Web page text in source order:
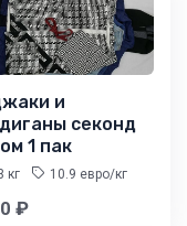
и
секонд
1 пак
кг 10.9 евро/кг
₽